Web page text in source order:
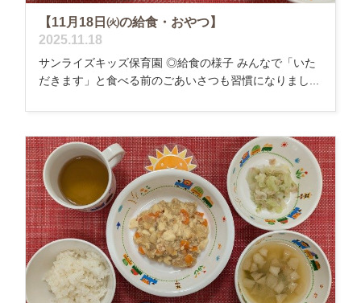
【11月18日㈫の給食・おやつ】
2025.11.18
サンライズキッズ保育園 ◎給食の様子 みんなで「いた
だきます」と食べる前のごあいさつも習慣になりまし...